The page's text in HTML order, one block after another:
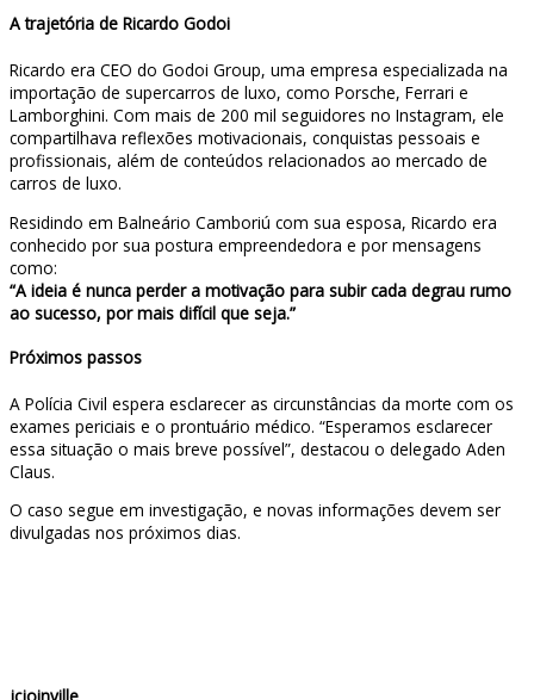
A trajetória de Ricardo Godoi
Ricardo era CEO do Godoi Group, uma empresa especializada na
importação de supercarros de luxo, como Porsche, Ferrari e
Lamborghini. Com mais de 200 mil seguidores no Instagram, ele
compartilhava reflexões motivacionais, conquistas pessoais e
profissionais, além de conteúdos relacionados ao mercado de
carros de luxo.
Residindo em Balneário Camboriú com sua esposa, Ricardo era
conhecido por sua postura empreendedora e por mensagens
como:
“A ideia é nunca perder a motivação para subir cada degrau rumo
ao sucesso, por mais difícil que seja.”
Próximos passos
A Polícia Civil espera esclarecer as circunstâncias da morte com os
exames periciais e o prontuário médico. “Esperamos esclarecer
essa situação o mais breve possível”, destacou o delegado Aden
Claus.
O caso segue em investigação, e novas informações devem ser
divulgadas nos próximos dias.